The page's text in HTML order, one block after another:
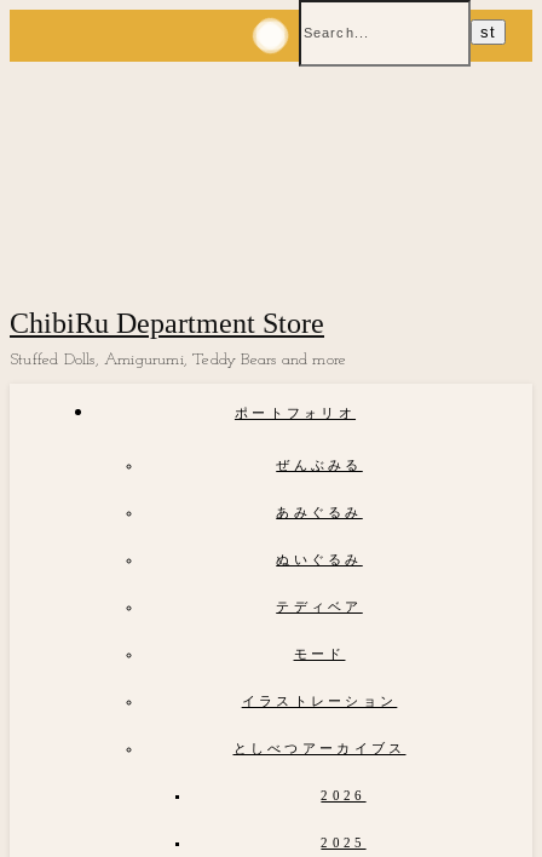
ChibiRu Department Store
Stuffed Dolls, Amigurumi, Teddy Bears and more
ポートフォリオ
ぜんぶみる
あみぐるみ
ぬいぐるみ
テディベア
モード
イラストレーション
としべつアーカイブス
2026
2025